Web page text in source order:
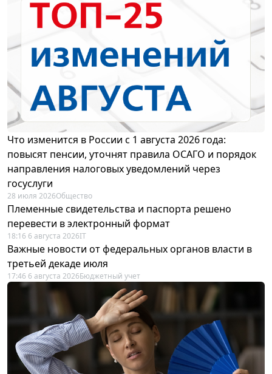
Что изменится в России с 1 августа 2026 года:
повысят пенсии, уточнят правила ОСАГО и порядок
направления налоговых уведомлений через
госуслуги
28 июля 2026Общество
Племенные свидетельства и паспорта решено
перевести в электронный формат
18:16 6 августа 2026IT
Важные новости от федеральных органов власти в
третьей декаде июля
17:46 6 августа 2026Бюджетный учет